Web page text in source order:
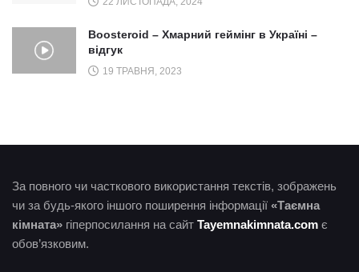
Boosteroid – Хмарний геймінг в Україні –
відгук
19 ТРАВНЯ, 2023
За повного чи часткового використання текстів, зображень
чи за будь-якого іншого поширення інформації «Таємна
кімната» гіперпосилання на сайт Tayemnakimnata.com є
обов’язковим.